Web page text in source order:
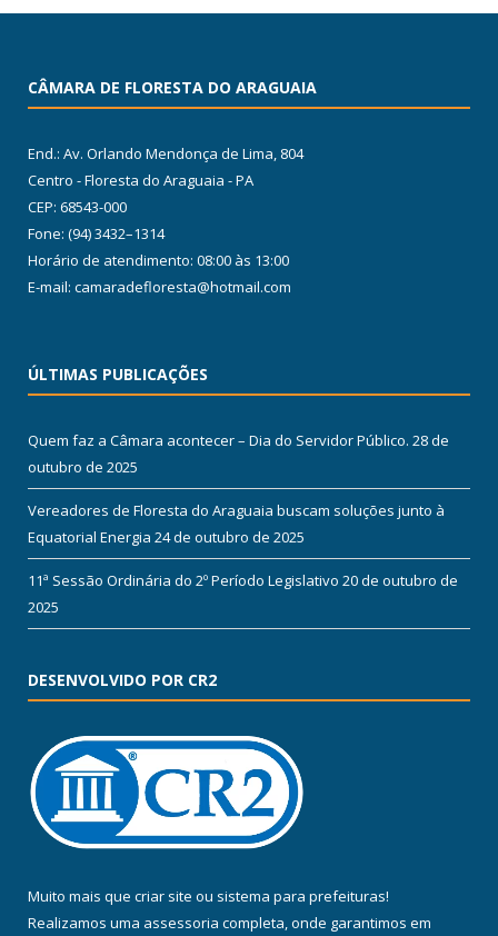
CÂMARA DE FLORESTA DO ARAGUAIA
End.: Av. Orlando Mendonça de Lima, 804
Centro - Floresta do Araguaia - PA
CEP: 68543-000
Fone: (94) 3432–1314
Horário de atendimento: 08:00 às 13:00
E-mail: camaradefloresta@hotmail.com
ÚLTIMAS PUBLICAÇÕES
Quem faz a Câmara acontecer – Dia do Servidor Público. 28 de
outubro de 2025
Vereadores de Floresta do Araguaia buscam soluções junto à
Equatorial Energia 24 de outubro de 2025
11ª Sessão Ordinária do 2º Período Legislativo 20 de outubro de
2025
DESENVOLVIDO POR CR2
Muito mais que criar site ou sistema para prefeituras!
Realizamos uma assessoria completa, onde garantimos em